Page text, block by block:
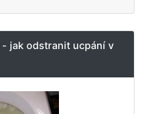
jak odstranit ucpání v